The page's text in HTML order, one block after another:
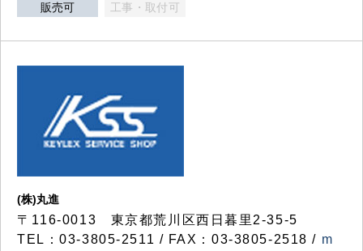
販売可 工事・取付可
(株)丸進
〒116-0013 東京都荒川区西日暮里2-35-5
TEL：03-3805-2511 / FAX：03-3805-2518 / m